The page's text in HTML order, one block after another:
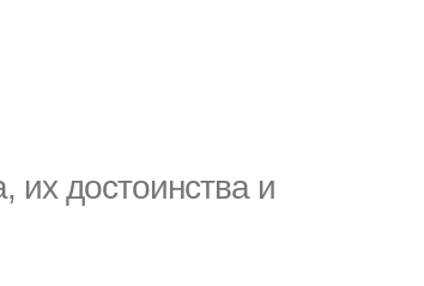
их достоинства и